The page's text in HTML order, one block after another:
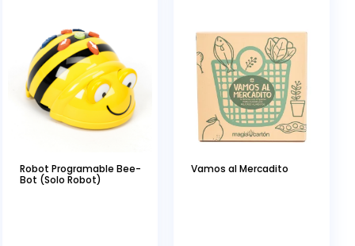
Robot Programable Bee-
Bot (Solo Robot)
Vamos al Mercadito